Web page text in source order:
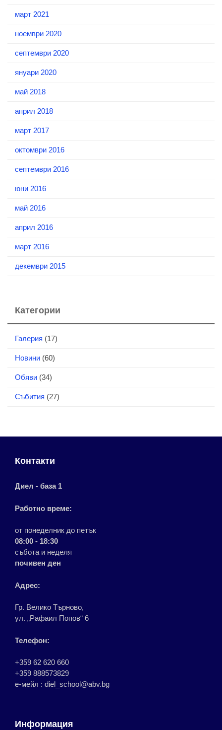
март 2021
ноември 2020
септември 2020
януари 2020
май 2018
април 2018
март 2017
октомври 2016
септември 2016
юни 2016
май 2016
април 2016
март 2016
декември 2015
Категории
Галерия (17)
Новини (60)
Обяви (34)
Събития (27)
Контакти
Диел - база 1
Работно време:
от понеделник до петък
08:00 - 18:30
събота и неделя
почивен ден
Адрес:
Гр. Велико Търново,
ул. „Рафаил Попов“ 6
Телефон:
+359 62 620 660
+359 888573829
е-мейл : diel_school@abv.bg
Информация